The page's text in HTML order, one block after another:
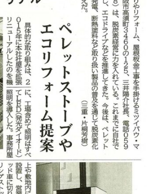
RECRUITサイト